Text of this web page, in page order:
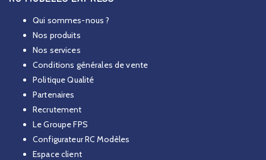
Qui sommes-nous ?
Nos produits
Nos services
Conditions générales de vente
Politique Qualité
Partenaires
Recrutement
Le Groupe FPS
Configurateur RC Modèles
Espace client